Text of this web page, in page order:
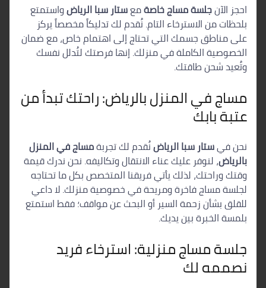
احجز الآنجلسة مساج خاصةمعستار سبا الرياضواستمتع
بلحظات من الاسترخاء التام. نُقدم لك تدليكاً مخصصاً يركز
على مناطق جسمك التي تحتاج إلى اهتمام خاص، مع ضمان
الخصوصية الكاملة في منزلك. إنها فرصتك لتُدلل نفسك
وتُعيد شحن طاقتك.
مساج في المنزل بالرياض: راحتك تبدأ من
عتبة بابك
نحن فيستار سبا الرياضنُقدم لك تجربةمساج في المنزل
بالرياض، لنوفر عليك عناء الانتقال وتكاليفه. نحن ندرك قيمة
وقتك وراحتك، لذلك يأتي فريقنا المتخصص بكل ما تحتاجه
لجلسة مساج فاخرة ومريحة في خصوصية منزلك. لا داعي
للقلق بشأن زحمة السير أو البحث عن مواقف؛ فقط استمتع
بلمسة الخبرة بين يديك.
جلسة مساج منزلية: استرخاء فريد
نصممه لك